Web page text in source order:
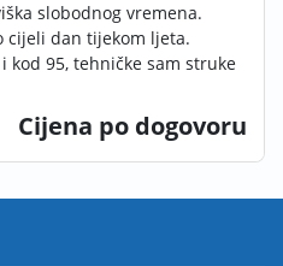
slobodnog vremena.
cijeli dan tijekom ljeta.
kod 95, tehničke sam struke
Cijena po dogovoru